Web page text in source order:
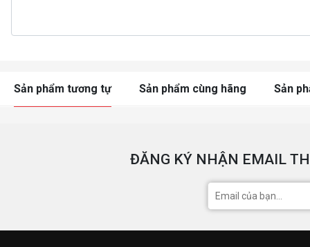
Sản phẩm tương tự Sản phẩm cùng hãng Sản
ĐĂNG KÝ NHẬN EMAIL